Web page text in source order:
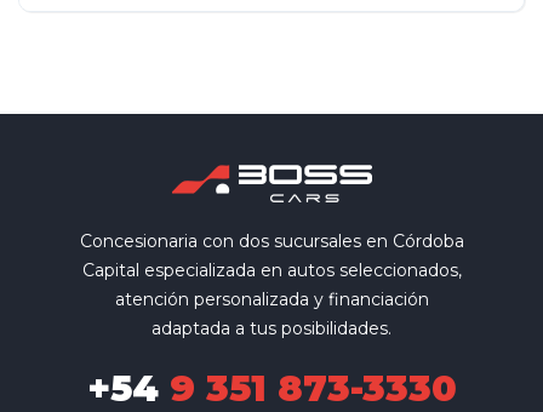
Concesionaria con dos sucursales en Córdoba
Capital especializada en autos seleccionados,
atención personalizada y financiación
adaptada a tus posibilidades.
+549 351 873-3330